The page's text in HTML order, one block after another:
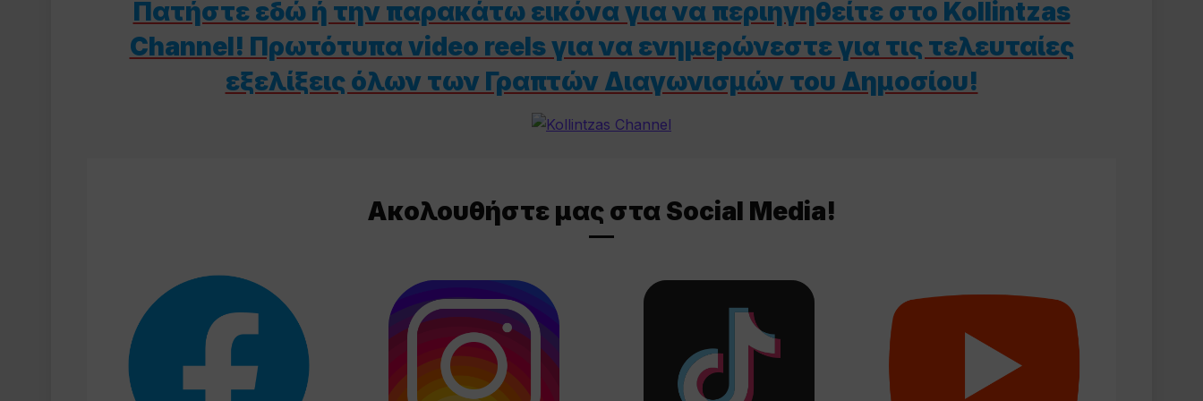
Πατήστε εδώ ή την παρακάτω εικόνα για να περιηγηθείτε στο Kollintzas
Channel! Πρωτότυπα video reels για να ενημερώνεστε για τις τελευταίες
εξελίξεις όλων των Γραπτών Διαγωνισμών του Δημοσίου!
Aκολουθήστε μας στα Social Media!